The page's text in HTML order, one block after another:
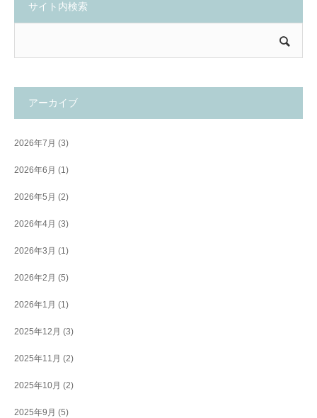
サイト内検索
アーカイブ
2026年7月 (3)
2026年6月 (1)
2026年5月 (2)
2026年4月 (3)
2026年3月 (1)
2026年2月 (5)
2026年1月 (1)
2025年12月 (3)
2025年11月 (2)
2025年10月 (2)
2025年9月 (5)